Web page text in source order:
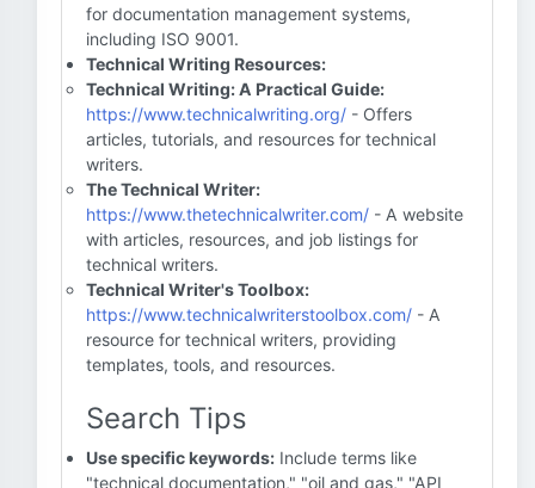
for documentation management systems,
including ISO 9001.
Technical Writing Resources:
Technical Writing: A Practical Guide:
https://www.technicalwriting.org/ - Offers
articles, tutorials, and resources for technical
writers.
The Technical Writer:
https://www.thetechnicalwriter.com/ - A website
with articles, resources, and job listings for
technical writers.
Technical Writer's Toolbox:
https://www.technicalwriterstoolbox.com/ - A
resource for technical writers, providing
templates, tools, and resources.
Search Tips
Use specific keywords: Include terms like
"technical documentation," "oil and gas," "API